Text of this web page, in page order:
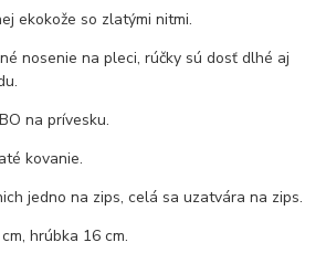
ekokože so zlatými nitmi.
nosenie na pleci, rúčky sú dosť dlhé aj
na prívesku.
kovanie.
jedno na zips, celá sa uzatvára na zips.
hrúbka 16 cm.